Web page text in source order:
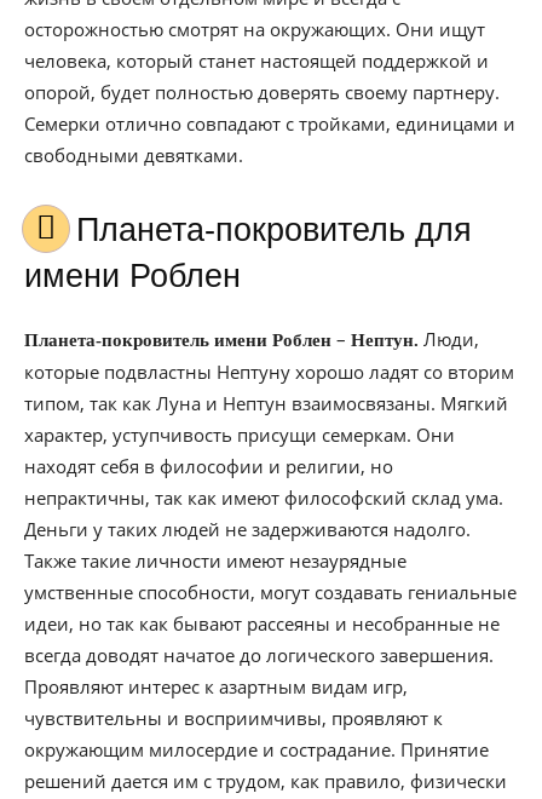
осторожностью смотрят на окружающих. Они ищут
человека, который станет настоящей поддержкой и
опорой, будет полностью доверять своему партнеру.
Семерки отлично совпадают с тройками, единицами и
свободными девятками.
Планета-покровитель для
имени Роблен
Планета-покровитель имени Роблен – Нептун. Люди,
которые подвластны Нептуну хорошо ладят со вторим
типом, так как Луна и Нептун взаимосвязаны. Мягкий
характер, уступчивость присущи семеркам. Они
находят себя в философии и религии, но
непрактичны, так как имеют философский склад ума.
Деньги у таких людей не задерживаются надолго.
Также такие личности имеют незаурядные
умственные способности, могут создавать гениальные
идеи, но так как бывают рассеяны и несобранные не
всегда доводят начатое до логического завершения.
Проявляют интерес к азартным видам игр,
чувствительны и восприимчивы, проявляют к
окружающим милосердие и сострадание. Принятие
решений дается им с трудом, как правило, физически